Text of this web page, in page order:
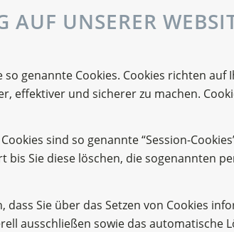
AUF UNSERER
genannte Cookies. Cookies richten
effektiver und sicherer zu machen.
sind so genannte “Session-
bis Sie diese löschen, die sogenannten
dass Sie über das Setzen von Cookies
ausschließen sowie das automatische